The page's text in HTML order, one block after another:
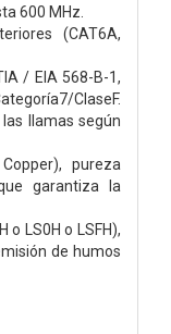
600 MHz.
(CAT6A,
/ EIA 568-B-1,
ClaseF.
llamas según
pureza
garantiza la
o LS0H o LSFH),
de humos